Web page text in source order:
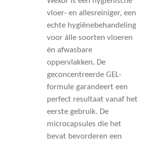
vloer- en allesreiniger, een
echte hygiënebehandeling
voor álle soorten vloeren
én afwasbare
oppervlakken. De
geconcentreerde GEL-
formule garandeert een
perfect resultaat vanaf het
eerste gebruik. De
microcapsules die het
bevat bevorderen een